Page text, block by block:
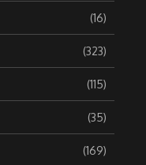
(16)
(323)
(115)
(35)
(169)